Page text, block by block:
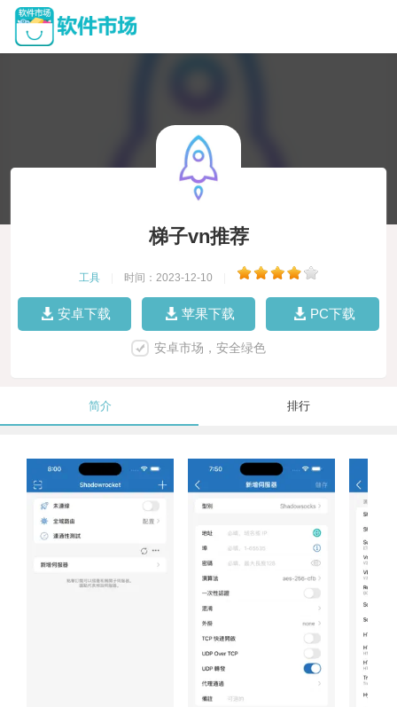
梯子vn推荐
工具 时间：2023-12-10
安卓下载 苹果下载 PC下载
安卓市场，安全绿色
简介 排行